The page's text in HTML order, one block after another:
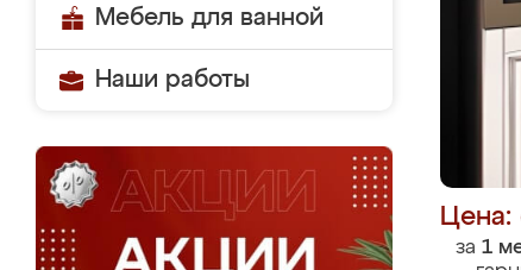
Мебель для ванной
Наши работы
за 1